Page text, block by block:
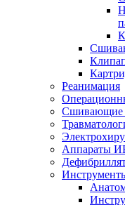
Реанимация
Сшивающие
Аппараты